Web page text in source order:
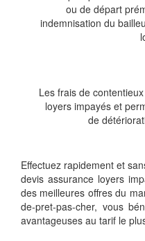
ou de départ
indemnisation du
Les frais de
loyers impayés et
de
Effectuez rapidement et
devis assurance loyers
des meilleures offres du
de-pret-pas-cher, vous
avantageuses au tarif le